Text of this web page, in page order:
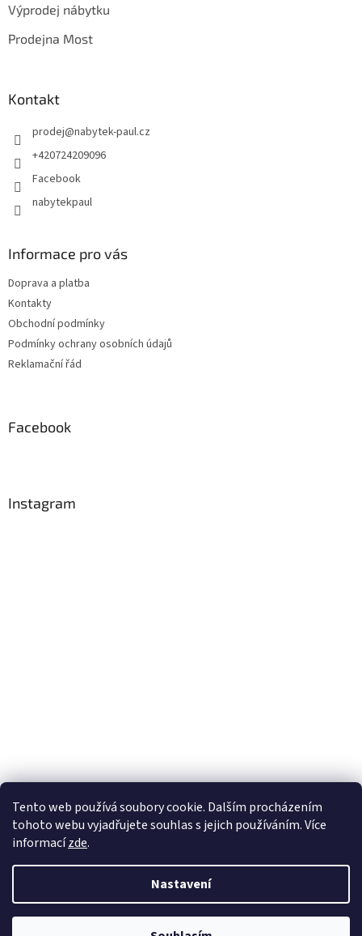
Tento web používá soubory cookie. Dalším procházením
tohoto webu vyjadřujete souhlas s jejich používáním. Více
informacízde.
Nastavení
Výprodej nábytku
Prodejna Most
Kontakt
prodej@nabytek-paul.cz
+420724209096
Facebook
nabytekpaul
Informace pro vás
Doprava a platba
Kontakty
Obchodní podmínky
Podmínky ochrany osobních údajů
Reklamační řád
Facebook
Instagram